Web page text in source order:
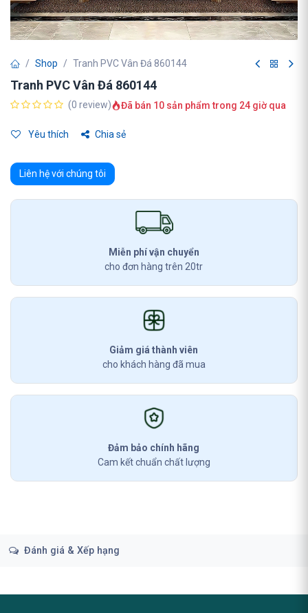
Shop Tranh PVC Vân Đá 860144
Tranh PVC Vân Đá 860144
(0 review) Đã bán 10 sản phẩm trong 24 giờ qua
Yêu thích Chia sẻ
Liên hệ với chúng tôi
Miễn phí vận chuyển
cho đơn hàng trên 20tr
Giảm giá thành viên
cho khách hàng đã mua
Đảm bảo chính hãng
Cam kết chuẩn chất lượng
Đánh giá & Xếp hạng